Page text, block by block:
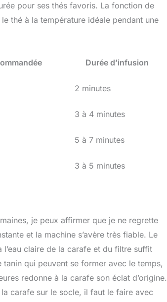
pour ses thés favoris. La fonction de
thé à la température idéale pendant une
Durée d’infusion
2 minutes
3 à 4 minutes
5 à 7 minutes
3 à 5 minutes
je peux affirmer que je ne regrette
et la machine s’avère très fiable. Le
claire de la carafe et du filtre suffit
qui peuvent se former avec le temps,
redonne à la carafe son éclat d’origine.
carafe sur le socle, il faut le faire avec